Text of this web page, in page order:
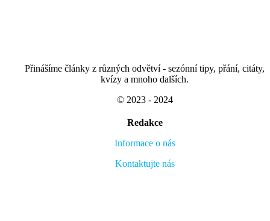
Přinášíme články z různých odvětví - sezónní tipy, přání, citáty,
kvízy a mnoho dalších.
© 2023 - 2024
Redakce
Informace o nás
Kontaktujte nás